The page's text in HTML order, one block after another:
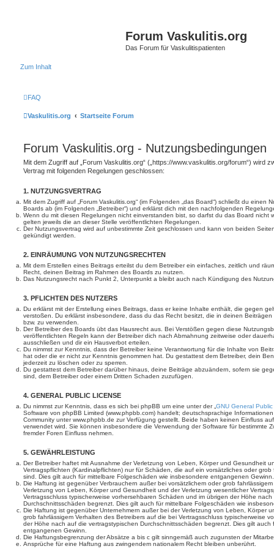
Forum Vaskulitis.org
Das Forum für Vaskulitispatienten
Zum Inhalt
FAQ
Vaskulitis.org Startseite Forum
Forum Vaskulitis.org - Nutzungsbedingungen
Mit dem Zugriff auf „Forum Vaskulitis.org“ („https://www.vaskulitis.org/forum“) wird
Vertrag mit folgenden Regelungen geschlossen:
1. NUTZUNGSVERTRAG
Mit dem Zugriff auf „Forum Vaskulitis.org“ (im Folgenden „das Board“) schließt du einen
Boards ab (im Folgenden „Betreiber“) und erklärst dich mit den nachfolgenden
Wenn du mit diesen Regelungen nicht einverstanden bist, so darfst du das Board nicht
gelten jeweils die an dieser Stelle veröffentlichten Regelungen.
Der Nutzungsvertrag wird auf unbestimmte Zeit geschlossen und kann von beiden
gekündigt werden.
2. EINRÄUMUNG VON NUTZUNGSRECHTEN
Mit dem Erstellen eines Beitrags erteilst du dem Betreiber ein einfaches, zeitlich und
Recht, deinen Beitrag im Rahmen des Boards zu nutzen.
Das Nutzungsrecht nach Punkt 2, Unterpunkt a bleibt auch nach Kündigung des
3. PFLICHTEN DES NUTZERS
Du erklärst mit der Erstellung eines Beitrags, dass er keine Inhalte enthält, die gegen
verstoßen. Du erklärst insbesondere, dass du das Recht besitzt, die in deinen
bzw. zu verwenden.
Der Betreiber des Boards übt das Hausrecht aus. Bei Verstößen gegen diese
veröffentlichten Regeln kann der Betreiber dich nach Abmahnung zeitweise oder
ausschließen und dir ein Hausverbot erteilen.
Du nimmst zur Kenntnis, dass der Betreiber keine Verantwortung für die Inhalte von
hat oder die er nicht zur Kenntnis genommen hat. Du gestattest dem Betreiber, dein
jederzeit zu löschen oder zu sperren.
Du gestattest dem Betreiber darüber hinaus, deine Beiträge abzuändern, sofern sie
sind, dem Betreiber oder einem Dritten Schaden zuzufügen.
4. GENERAL PUBLIC LICENSE
Du nimmst zur Kenntnis, dass es sich bei phpBB um eine unter der „ GNU General
Software von phpBB Limited (www.phpbb.com) handelt; deutschsprachige
Community unter www.phpbb.de zur Verfügung gestellt. Beide haben keinen Einfluss
verwendet wird. Sie können insbesondere die Verwendung der Software für bestimmte
fremder Foren Einfluss nehmen.
5. GEWÄHRLEISTUNG
Der Betreiber haftet mit Ausnahme der Verletzung von Leben, Körper und Gesundheit
Vertragspflichten (Kardinalpflichten) nur für Schäden, die auf ein vorsätzliches oder
sind. Dies gilt auch für mittelbare Folgeschäden wie insbesondere entgangenen Gewinn.
Die Haftung ist gegenüber Verbrauchern außer bei vorsätzlichem oder grob
Verletzung von Leben, Körper und Gesundheit und der Verletzung wesentlicher
Vertragsschluss typischerweise vorhersehbaren Schäden und im übrigen der Höhe
Durchschnittsschäden begrenzt. Dies gilt auch für mittelbare Folgeschäden wie
Die Haftung ist gegenüber Unternehmern außer bei der Verletzung von Leben, Körper
grob fahrlässigem Verhalten des Betreibers auf die bei Vertragsschluss typischerweise
der Höhe nach auf die vertragstypischen Durchschnittsschäden begrenzt. Dies gilt
entgangenen Gewinn.
Die Haftungsbegrenzung der Absätze a bis c gilt sinngemäß auch zugunsten der
Ansprüche für eine Haftung aus zwingendem nationalem Recht bleiben unberührt.